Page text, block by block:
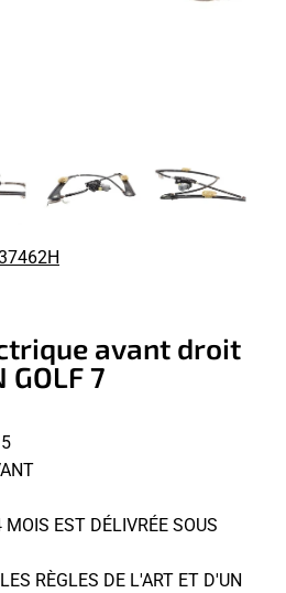
avant droit
GOLF 7
EST DÉLIVRÉE SOUS
RÈGLES DE L'ART ET D'UN